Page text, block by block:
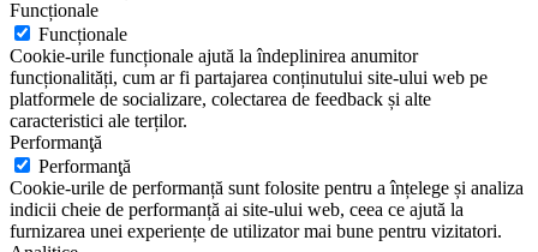
Funcționale
Funcționale
Cookie-urile funcționale ajută la îndeplinirea anumitor
funcționalități, cum ar fi partajarea conținutului site-ului web pe
platformele de socializare, colectarea de feedback și alte
caracteristici ale terților.
Performanţă
Performanţă
Cookie-urile de performanță sunt folosite pentru a înțelege și analiza
indicii cheie de performanță ai site-ului web, ceea ce ajută la
furnizarea unei experiențe de utilizator mai bune pentru vizitatori.